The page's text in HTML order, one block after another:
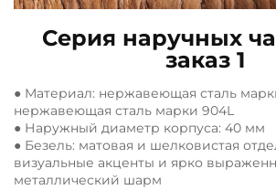
Серия наручных
заказ 1
● Материал: нержавеющая сталь
нержавеющая сталь марки 904L
● Наружный диаметр корпуса: 40 мм
● Безель: матовая и шелковистая
визуальные акценты и ярко
металлический шарм